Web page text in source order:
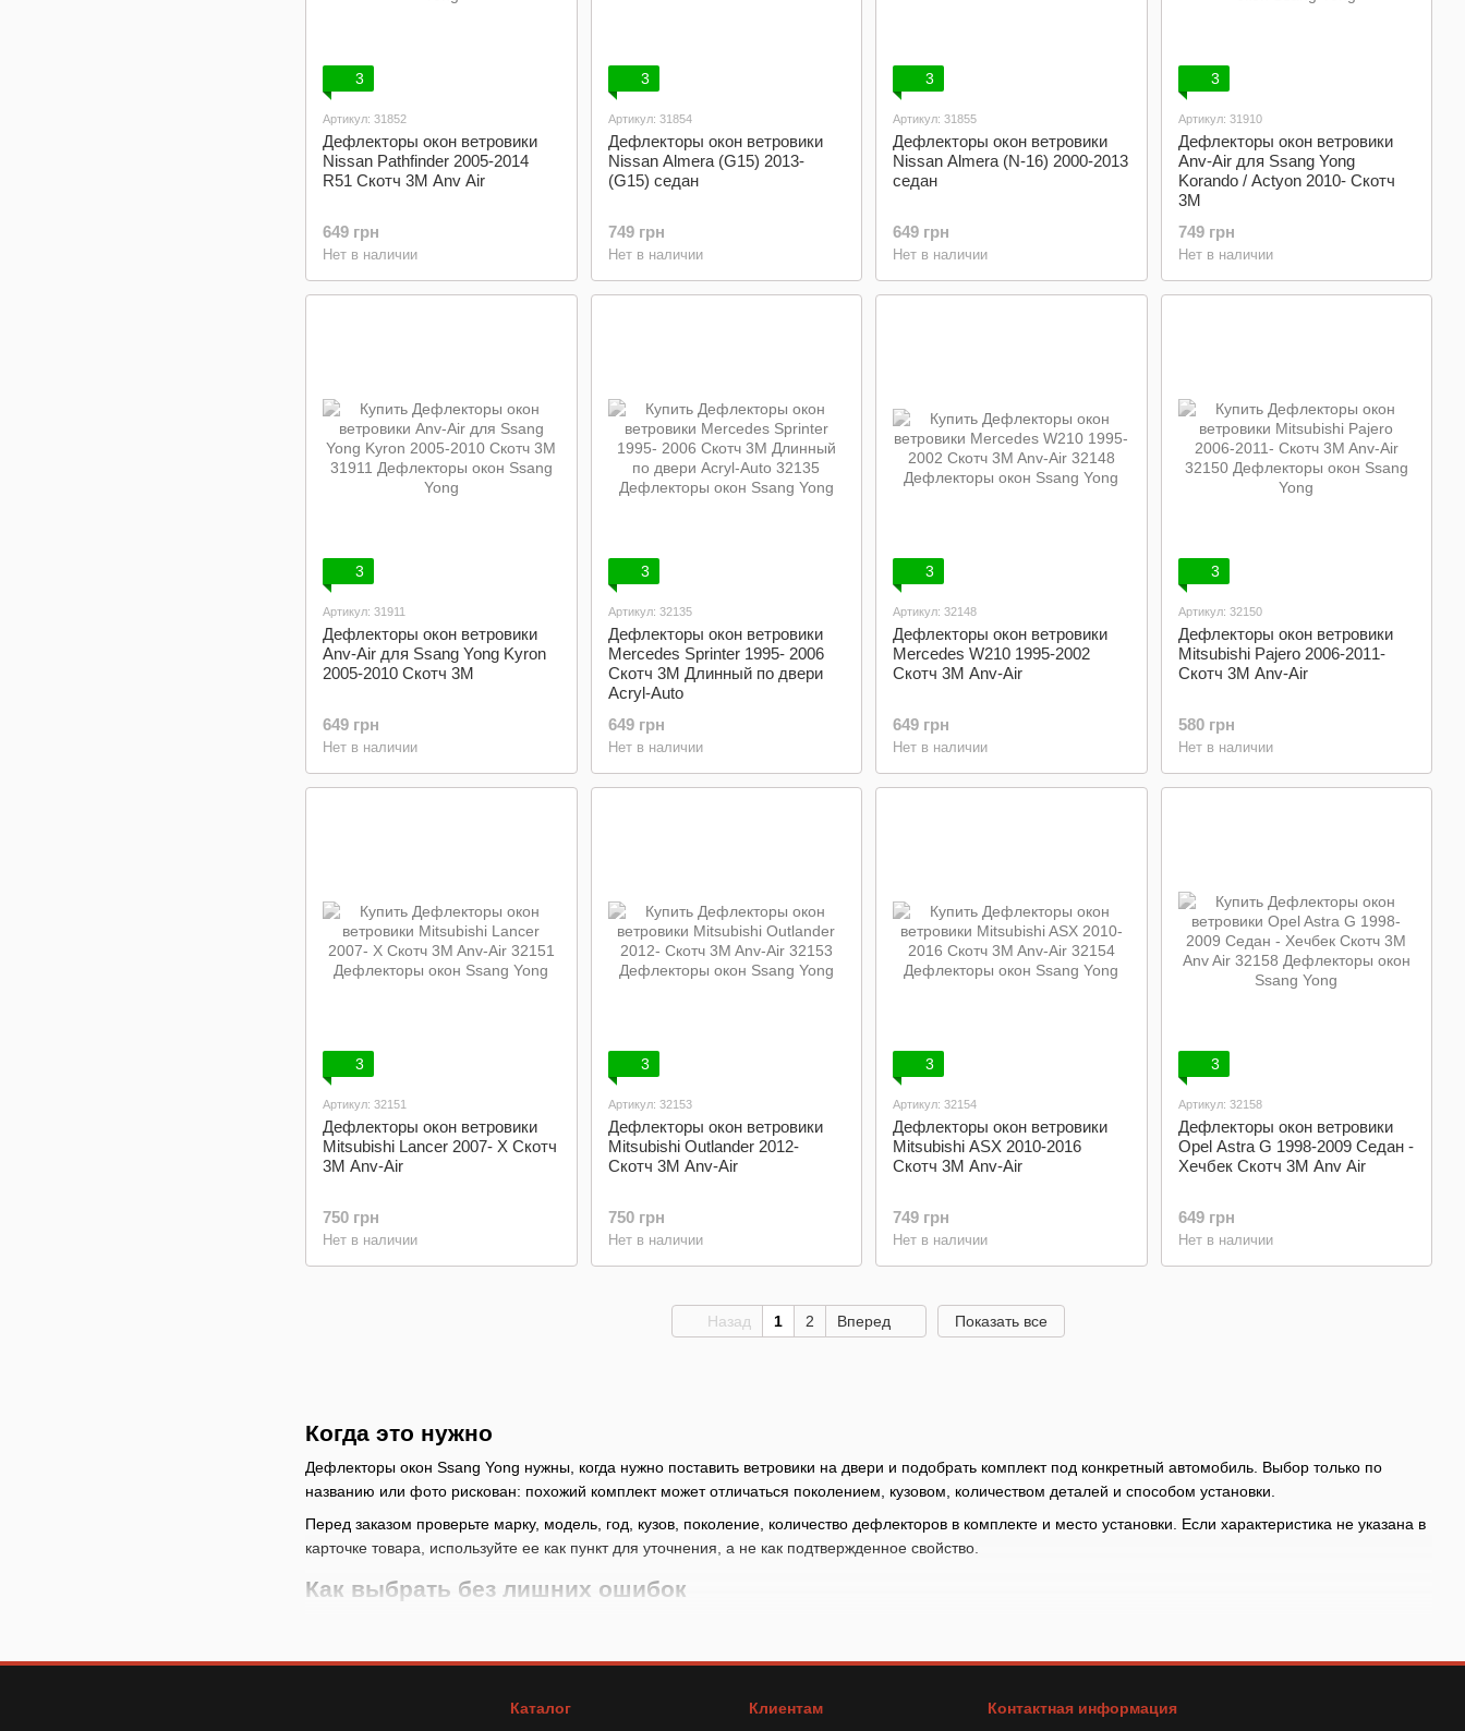
Когда это нужно
Дефлекторы окон Ssang Yong нужны, когда нужно поставить ветровики на двери и подобрать комплект под конкретный автомобиль. Выбор только по
названию или фото рискован: похожий комплект может отличаться поколением, кузовом, количеством деталей и способом установки.
Перед заказом проверьте марку, модель, год, кузов, поколение, количество дефлекторов в комплекте и место установки. Если характеристика не указана в
карточке товара, используйте ее как пункт для уточнения, а не как подтвержденное свойство.
Как выбрать без лишних ошибок
проверяйте ограничения: посмотрите, для каких дверей предназначен комплект, и сравните форму рамки стекла с фото товара
3
Артикул: 31852
Дефлекторы окон ветровики
Nissan Pathfinder 2005-2014
R51 Скотч 3M Anv Air
649 грн
Нет в наличии
3
Артикул: 31854
Дефлекторы окон ветровики
Nissan Almera (G15) 2013-
(G15) седан
749 грн
Нет в наличии
3
Артикул: 31855
Дефлекторы окон ветровики
Nissan Almera (N-16) 2000-2013
седан
649 грн
Нет в наличии
3
Артикул: 31910
Дефлекторы окон ветровики
Anv-Air для Ssang Yong
Korando / Actyon 2010- Cкотч
3M
749 грн
Нет в наличии
3
Артикул: 31911
Дефлекторы окон ветровики
Anv-Air для Ssang Yong Kyron
2005-2010 Cкотч 3M
649 грн
Нет в наличии
3
Артикул: 32135
Дефлекторы окон ветровики
Mercedes Sprinter 1995- 2006
Скотч 3M Длинный по двери
Acryl-Auto
649 грн
Нет в наличии
3
Артикул: 32148
Дефлекторы окон ветровики
Mercedes W210 1995-2002
Скотч 3M Anv-Air
649 грн
Нет в наличии
3
Артикул: 32150
Дефлекторы окон ветровики
Mitsubishi Pajero 2006-2011-
Скотч 3M Anv-Air
580 грн
Нет в наличии
3
Артикул: 32151
Дефлекторы окон ветровики
Mitsubishi Lancer 2007- X Скотч
3M Anv-Air
750 грн
Нет в наличии
3
Артикул: 32153
Дефлекторы окон ветровики
Mitsubishi Outlander 2012-
Скотч 3M Anv-Air
750 грн
Нет в наличии
3
Артикул: 32154
Дефлекторы окон ветровики
Mitsubishi ASX 2010-2016
Скотч 3M Anv-Air
749 грн
Нет в наличии
3
Артикул: 32158
Дефлекторы окон ветровики
Opel Astra G 1998-2009 Седан -
Хечбек Скотч 3M Anv Air
649 грн
Нет в наличии
Назад 1 2 Вперед Показать все
Каталог Клиентам Контактная информация